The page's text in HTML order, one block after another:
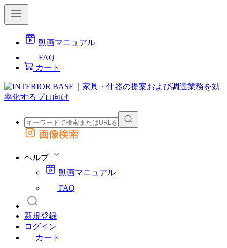
動画マニュアル
FAQ
カート
外部サイトの商品をカートに追加
画像検索
ヘルプ
動画マニュアル
FAQ
新規登録
ログイン
カート